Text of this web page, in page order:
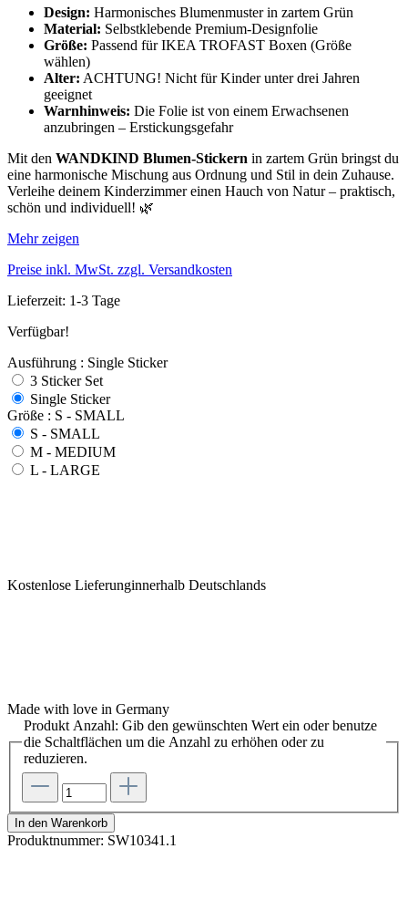
Design: Harmonisches Blumenmuster in zartem Grün
Material: Selbstklebende Premium-Designfolie
Größe: Passend für IKEA TROFAST Boxen (Größe
wählen)
Alter: ACHTUNG! Nicht für Kinder unter drei Jahren
geeignet
Warnhinweis: Die Folie ist von einem Erwachsenen
anzubringen – Erstickungsgefahr
Mit den WANDKIND Blumen-Stickern in zartem Grün bringst du
eine harmonische Mischung aus Ordnung und Stil in dein Zuhause.
Verleihe deinem Kinderzimmer einen Hauch von Natur – praktisch,
schön und individuell! 🌿
Mehr zeigen
Preise inkl. MwSt. zzgl. Versandkosten
Lieferzeit: 1-3 Tage
Verfügbar!
Ausführung : Single Sticker
3 Sticker Set
Single Sticker
Größe : S - SMALL
S - SMALL
M - MEDIUM
L - LARGE
Kostenlose Lieferunginnerhalb Deutschlands
Made with love in Germany
Produkt Anzahl: Gib den gewünschten Wert ein oder benutze
die Schaltflächen um die Anzahl zu erhöhen oder zu
reduzieren.
In den Warenkorb
Produktnummer: SW10341.1